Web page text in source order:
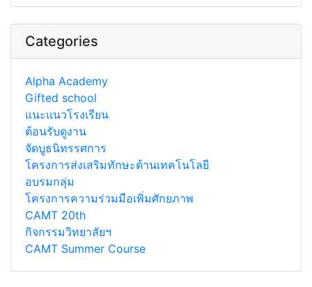
Categories
Alpha Academy
Gifted school
แนะแนวโรงเรียน
ต้อนรับดูงาน
จัดบูธนิทรรศการ
โครงการส่งเสริมทักษะด้านเทคโนโลยี
อบรมกลุ่ม
โครงการความร่วมมือเพิ่มศักยภาพ
CAMT 20th
กิจกรรมวิทยาลัยฯ
CAMT Summer Course